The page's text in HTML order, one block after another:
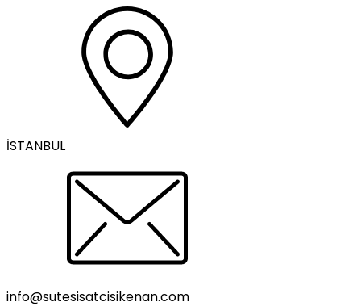
İSTANBUL
info@sutesisatcisikenan.com